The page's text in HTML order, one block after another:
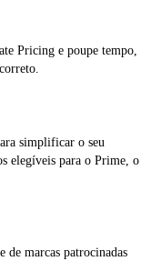
Pricing e poupe tempo,
simplificar o seu
elegíveis para o Prime, o
de marcas patrocinadas